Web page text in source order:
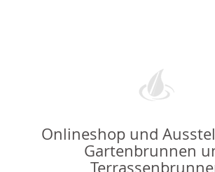
Onlineshop und
Gartenbrunnen